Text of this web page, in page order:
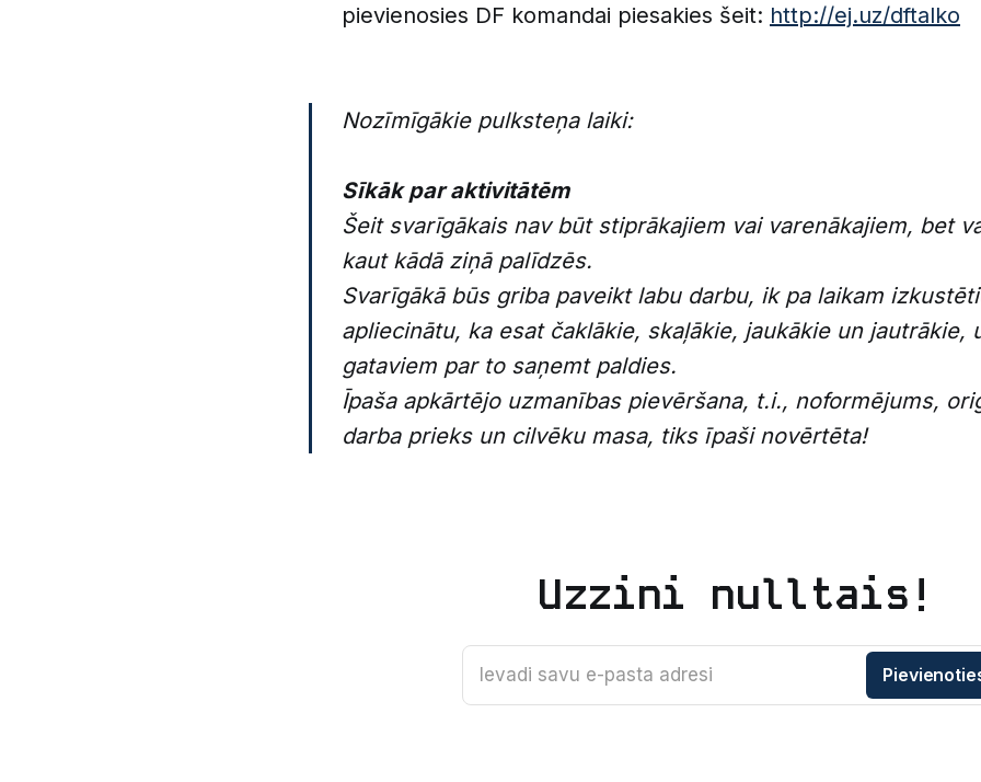
pievienosies DF komandai piesakies šeit: http://ej.uz/dftalko
Nozīmīgākie pulksteņa laiki:
Sīkāk par aktivitātēm
Šeit svarīgākais nav būt stiprākajiem vai varenākajiem, bet
kaut kādā ziņā palīdzēs.
Svarīgākā būs griba paveikt labu darbu, ik pa laikam
apliecinātu, ka esat čaklākie, skaļākie, jaukākie un jautrākie,
gataviem par to saņemt paldies.
Īpaša apkārtējo uzmanības pievēršana, t.i., noformējums,
darba prieks un cilvēku masa, tiks īpaši novērtēta!
Uzzini nulltais!
Ievadi savu e-pasta adresi